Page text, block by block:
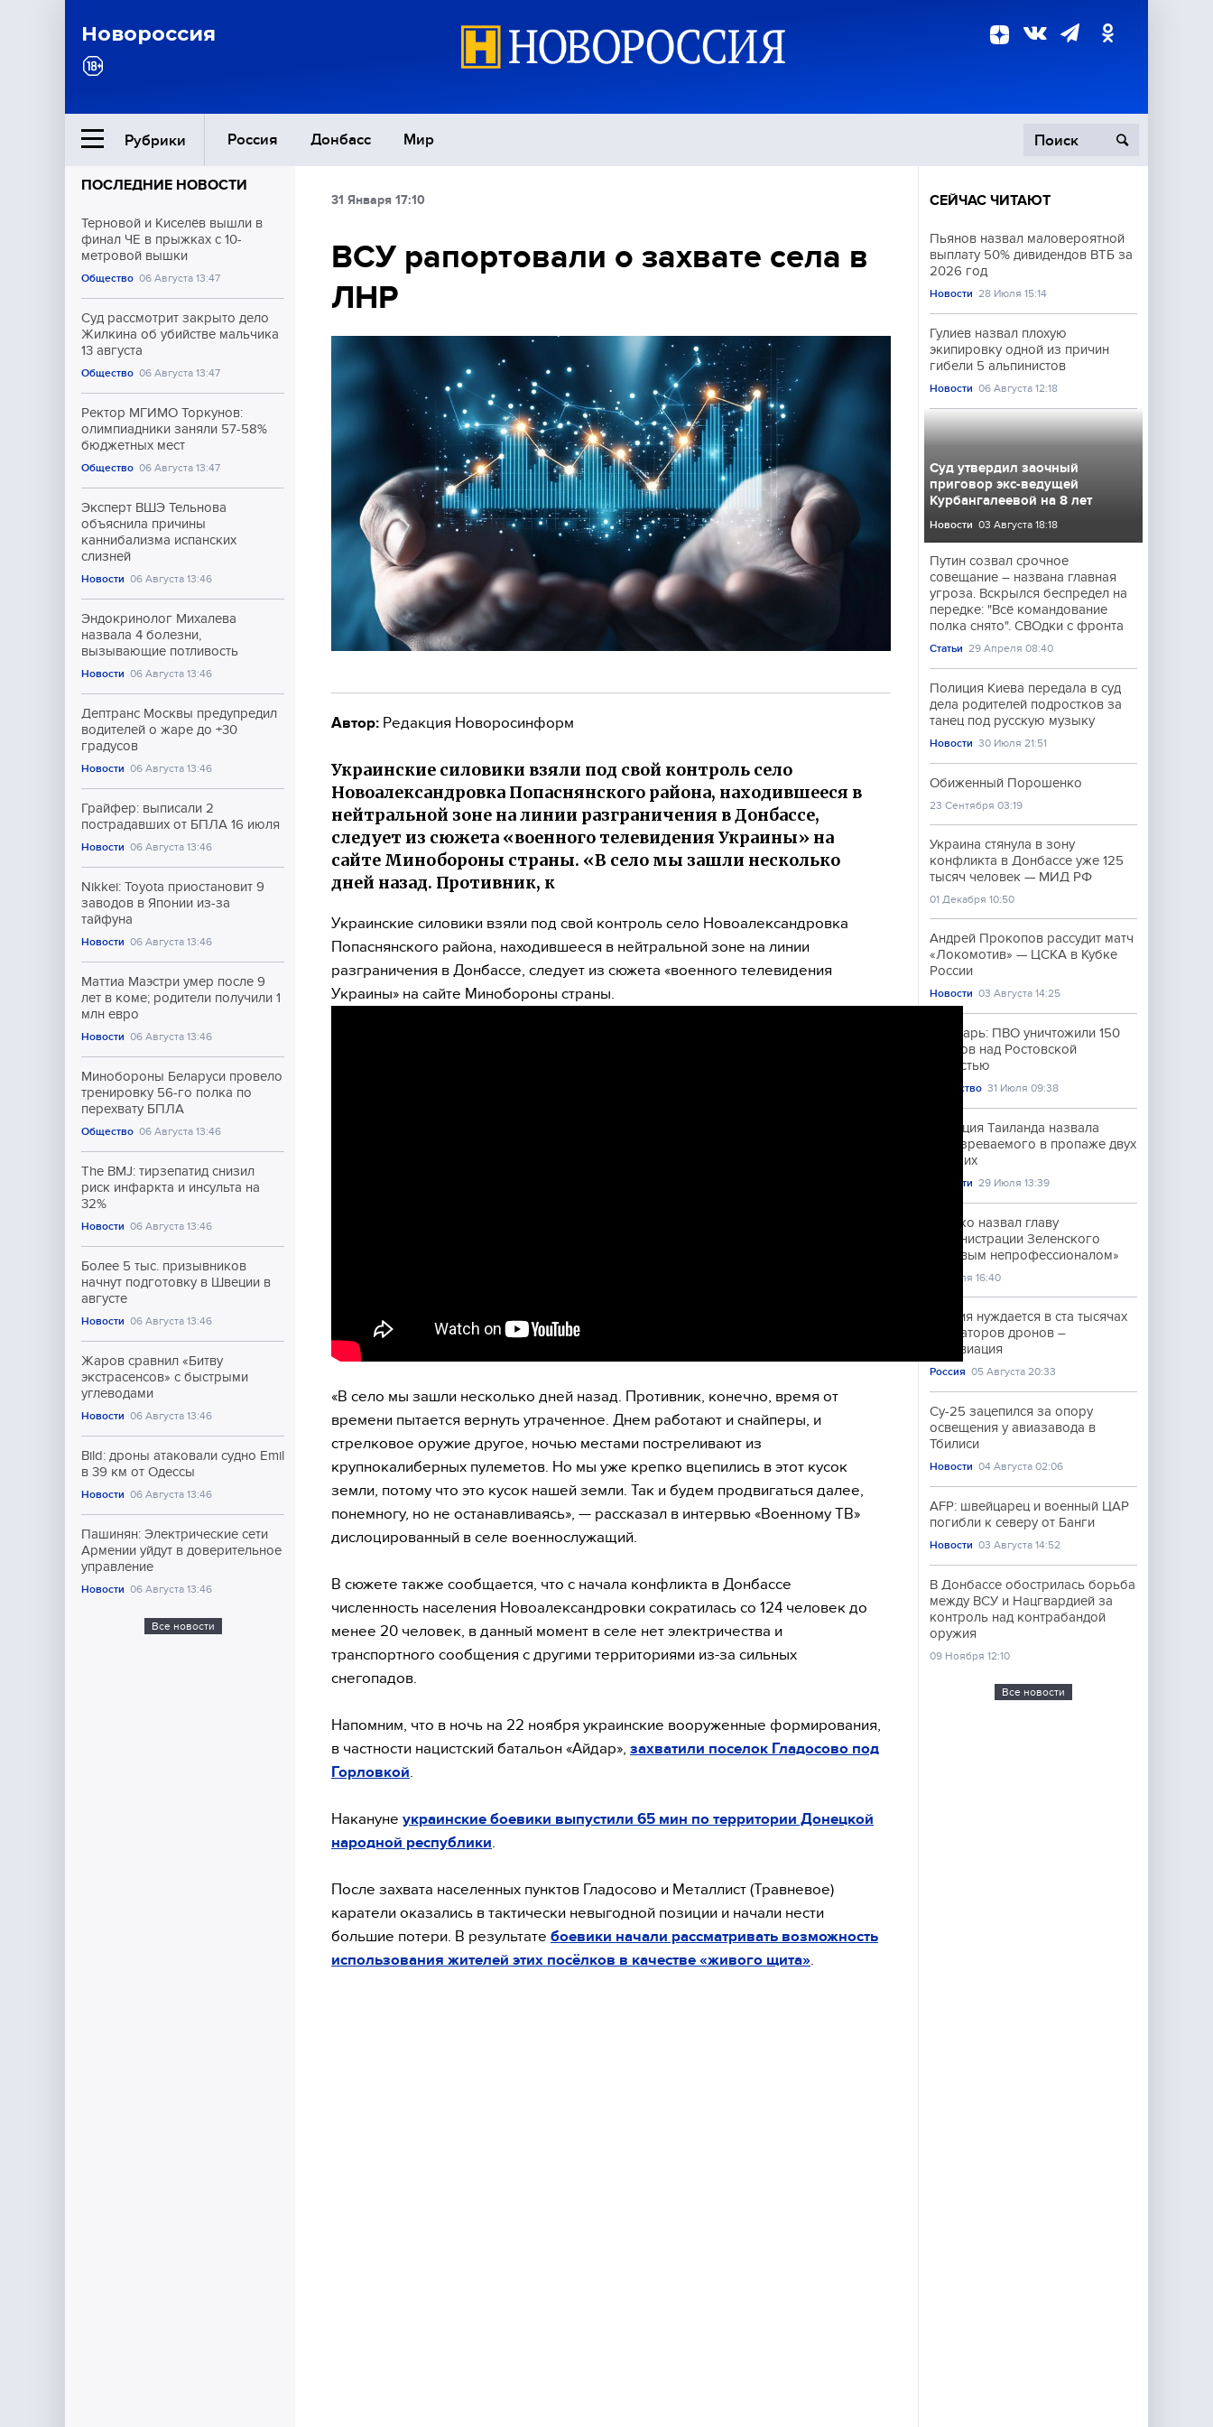
Новороссия
Рубрики Россия Донбасс Мир
Ближний Восток
Общество
Экономика
Происшествия
Культура
ПОСЛЕДНИЕ НОВОСТИ
Терновой и Киселёв вышли в
финал ЧЕ в прыжках с 10-
метровой вышки
Общество 06 Августа 13:47
Суд рассмотрит закрыто дело
Жилкина об убийстве мальчика
13 августа
Общество 06 Августа 13:47
Ректор МГИМО Торкунов:
олимпиадники заняли 57-58%
бюджетных мест
Общество 06 Августа 13:47
Эксперт ВШЭ Тельнова
объяснила причины
каннибализма испанских
слизней
Новости 06 Августа 13:46
Эндокринолог Михалева
назвала 4 болезни,
вызывающие потливость
Новости 06 Августа 13:46
Дептранс Москвы предупредил
водителей о жаре до +30
градусов
Новости 06 Августа 13:46
Грайфер: выписали 2
пострадавших от БПЛА 16 июля
Новости 06 Августа 13:46
Nikkei: Toyota приостановит 9
заводов в Японии из-за
тайфуна
Новости 06 Августа 13:46
Маттиа Маэстри умер после 9
лет в коме; родители получили 1
млн евро
Новости 06 Августа 13:46
Минобороны Беларуси провело
тренировку 56-го полка по
перехвату БПЛА
Общество 06 Августа 13:46
The BMJ: тирзепатид снизил
риск инфаркта и инсульта на
32%
Новости 06 Августа 13:46
Более 5 тыс. призывников
начнут подготовку в Швеции в
августе
Новости 06 Августа 13:46
Жаров сравнил «Битву
экстрасенсов» с быстрыми
углеводами
Новости 06 Августа 13:46
Bild: дроны атаковали судно Emil
в 39 км от Одессы
Новости 06 Августа 13:46
Пашинян: Электрические сети
Армении уйдут в доверительное
управление
Новости 06 Августа 13:46
Все новости
31 Января 17:10
ВСУ рапортовали о захвате села в
ЛНР
Автор: Редакция Новоросинформ
Украинские силовики взяли под свой контроль село
Новоалександровка Попаснянского района, находившееся в
нейтральной зоне на линии разграничения в Донбассе,
следует из сюжета «военного телевидения Украины» на
сайте Минобороны страны. «В село мы зашли несколько
дней назад. Противник, к
Украинские силовики взяли под свой контроль село Новоалександровка
Попаснянского района, находившееся в нейтральной зоне на линии
разграничения в Донбассе, следует из сюжета «военного телевидения
Украины» на сайте Минобороны страны.
«В село мы зашли несколько дней назад. Противник, конечно, время от
времени пытается вернуть утраченное. Днем работают и снайперы, и
стрелковое оружие другое, ночью местами постреливают из
крупнокалиберных пулеметов. Но мы уже крепко вцепились в этот кусок
земли, потому что это кусок нашей земли. Так и будем продвигаться далее,
понемногу, но не останавливаясь», — рассказал в интервью «Военному ТВ»
дислоцированный в селе военнослужащий.
В сюжете также сообщается, что с начала конфликта в Донбассе
численность населения Новоалександровки сократилась со 124 человек до
менее 20 человек, в данный момент в селе нет электричества и
транспортного сообщения с другими территориями из-за сильных
снегопадов.
Напомним, что в ночь на 22 ноября украинские вооруженные формирования,
в частности нацистский батальон «Айдар», захватили поселок Гладосово под
Горловкой
Накануне украинские боевики выпустили 65 мин по территории Донецкой
народной республики
После захвата населенных пунктов Гладосово и Металлист (Травневое)
каратели оказались в тактически невыгодной позиции и начали нести
большие потери. В результате боевики начали рассматривать возможность
использования жителей этих посёлков в качестве «живого щита»
СЕЙЧАС ЧИТАЮТ
Пьянов назвал маловероятной
выплату 50% дивидендов ВТБ за
2026 год
Новости 28 Июля 15:14
Гулиев назвал плохую
экипировку одной из причин
гибели 5 альпинистов
Новости 06 Августа 12:18
Суд утвердил заочный
приговор экс-ведущей
Курбангалеевой на 8 лет
Новости 03 Августа 18:18
Путин созвал срочное
совещание – названа главная
угроза. Вскрылся беспредел на
передке: "Всё командование
полка снято". СВОдки с фронта
Статьи 29 Апреля 08:40
Полиция Киева передала в суд
дела родителей подростков за
танец под русскую музыку
Новости 30 Июля 21:51
Обиженный Порошенко
23 Сентября 03:19
Украина стянула в зону
конфликта в Донбассе уже 125
тысяч человек — МИД РФ
01 Декабря 10:50
Андрей Прокопов рассудит матч
«Локомотив» — ЦСКА в Кубке
России
Новости 03 Августа 14:25
Слюсарь: ПВО уничтожили 150
дронов над Ростовской
областью
Общество 31 Июля 09:38
Полиция Таиланда назвала
подозреваемого в пропаже двух
русских
Новости 29 Июля 13:39
Кличко назвал главу
администрации Зеленского
«лживым непрофессионалом»
30 Июля 16:40
Россия нуждается в ста тысячах
операторов дронов –
Росавиация
Россия 05 Августа 20:33
Су-25 зацепился за опору
освещения у авиазавода в
Тбилиси
Новости 04 Августа 02:06
AFP: швейцарец и военный ЦАР
погибли к северу от Банги
Новости 03 Августа 14:52
В Донбассе обострилась борьба
между ВСУ и Нацгвардией за
контроль над контрабандой
оружия
09 Ноября 12:10
Все новости